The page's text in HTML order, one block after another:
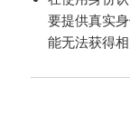
要提供真实
能无法获得相